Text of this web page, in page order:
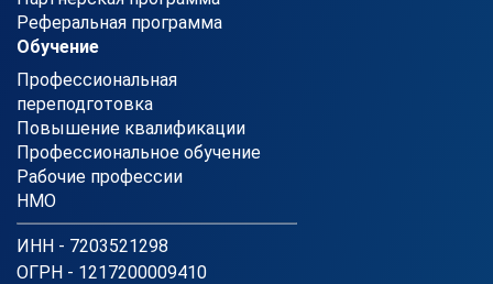
Реферальная программа
Обучение
Профессиональная
переподготовка
Повышение квалификации
Профессиональное обучение
Рабочие профессии
НМО
ИНН - 7203521298
ОГРН - 1217200009410